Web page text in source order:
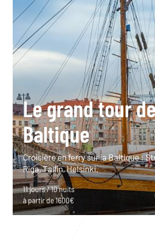
Le grand tour
Baltique
Croisière en ferry sur la Baltique :
Riga, Tallin, Helsinki.
11 jours / 10 nuits
à partir de 1600€